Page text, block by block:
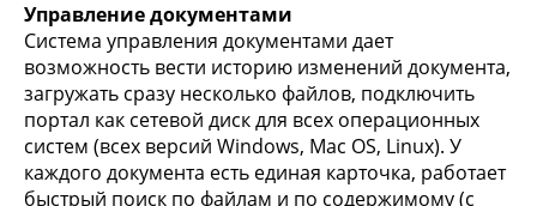
Управление документами
Система управления документами дает
возможность вести историю изменений документа,
загружать сразу несколько файлов, подключить
портал как сетевой диск для всех операционных
систем (всех версий Windows, Mac OS, Linux). У
каждого документа есть единая карточка, работает
быстрый поиск по файлам и по содержимому (с